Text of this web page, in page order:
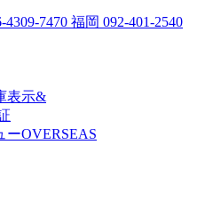
4309-7470 福岡 092-401-2540
表示&
ーOVERSEAS